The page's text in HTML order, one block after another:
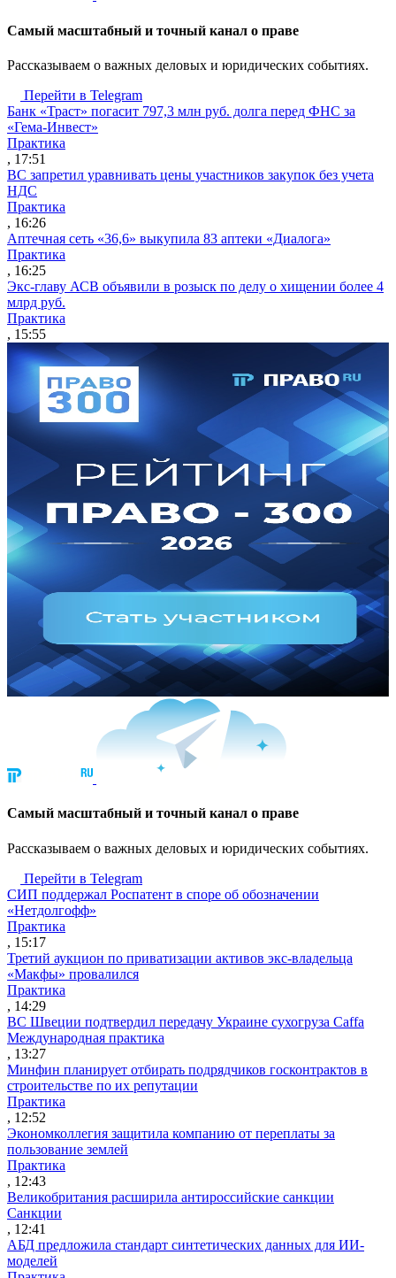
Cамый масштабный и точный канал о праве
Рассказываем о важных деловых и юридических событиях.
Перейти в Telegram
Банк «Траст» погасит 797,3 млн руб. долга перед ФНС за
«Гема-Инвест»
Практика
, 17:51
ВС запретил уравнивать цены участников закупок без учета
НДС
Практика
, 16:26
Аптечная сеть «36,6» выкупила 83 аптеки «Диалога»
Практика
, 16:25
Экс-главу АСВ объявили в розыск по делу о хищении более 4
млрд руб.
Практика
, 15:55
Cамый масштабный и точный канал о праве
Рассказываем о важных деловых и юридических событиях.
Перейти в Telegram
СИП поддержал Роспатент в споре об обозначении
«Нетдолгофф»
Практика
, 15:17
Третий аукцион по приватизации активов экс-владельца
«Макфы» провалился
Практика
, 14:29
ВС Швеции подтвердил передачу Украине сухогруза Caffa
Международная практика
, 13:27
Минфин планирует отбирать подрядчиков госконтрактов в
строительстве по их репутации
Практика
, 12:52
Экономколлегия защитила компанию от переплаты за
пользование землей
Практика
, 12:43
Великобритания расширила антироссийские санкции
Санкции
, 12:41
АБД предложила стандарт синтетических данных для ИИ-
моделей